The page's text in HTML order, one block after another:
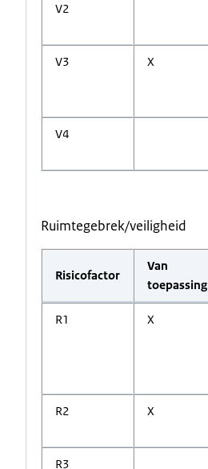
V2
V3 X
V4
Ruimtegebrek/veiligheid
Risicofactor
Van
toepassing
R1 X
R2 X
R3